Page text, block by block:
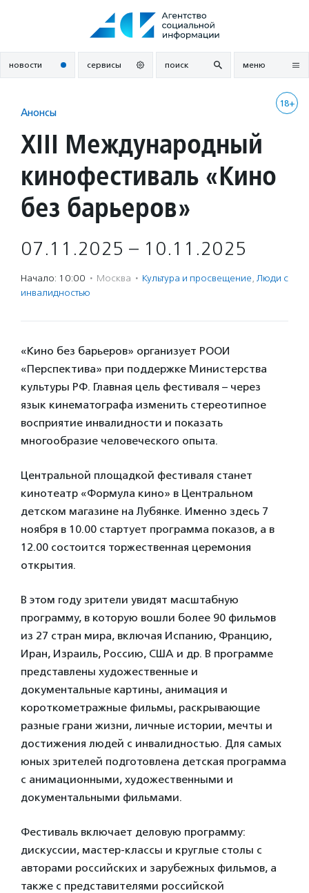
новости сервисы поиск меню
18+
Анонсы
XIII Международный
кинофестиваль «Кино
без барьеров»
07.11.2025 – 10.11.2025
Начало: 10:00 · Москва · Культура и просвещение, Люди с
инвалидностью
«Кино без барьеров» организует РООИ
«Перспектива» при поддержке Министерства
культуры РФ. Главная цель фестиваля – через
язык кинематографа изменить стереотипное
восприятие инвалидности и показать
многообразие человеческого опыта.
Центральной площадкой фестиваля станет
кинотеатр «Формула кино» в Центральном
детском магазине на Лубянке. Именно здесь 7
ноября в 10.00 стартует программа показов, а в
12.00 состоится торжественная церемония
открытия.
В этом году зрители увидят масштабную
программу, в которую вошли более 90 фильмов
из 27 стран мира, включая Испанию, Францию,
Иран, Израиль, Россию, США и др. В программе
представлены художественные и
документальные картины, анимация и
короткометражные фильмы, раскрывающие
разные грани жизни, личные истории, мечты и
достижения людей с инвалидностью. Для самых
юных зрителей подготовлена детская программа
с анимационными, художественными и
документальными фильмами.
Фестиваль включает деловую программу:
дискуссии, мастер-классы и круглые столы с
авторами российских и зарубежных фильмов, а
также с представителями российской